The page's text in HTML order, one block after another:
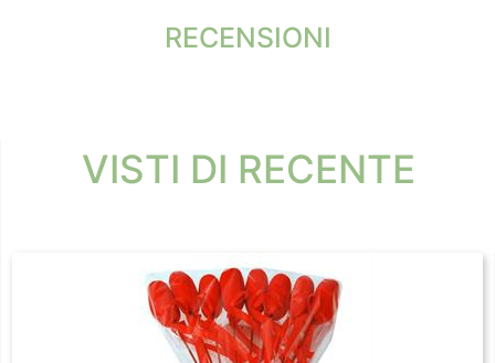
RECENSIONI
VISTI DI RECENTE